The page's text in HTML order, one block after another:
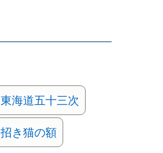
東海道五十三次
招き猫の額